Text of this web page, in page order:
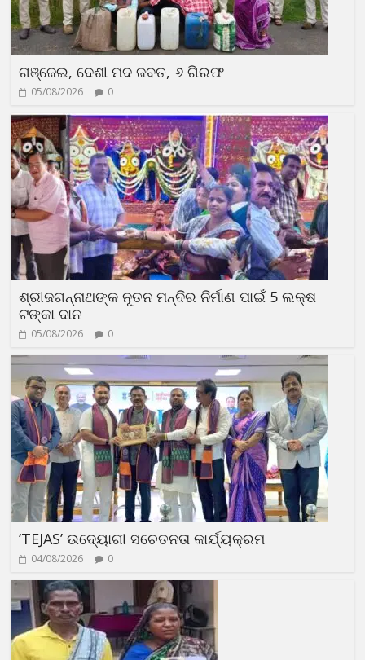
ଗଞ୍ଜେଇ, ଦେଶୀ ମଦ ଜବତ, ୬ ଗିରଫ
05/08/2026 0
ଶ୍ରୀଜଗନ୍ନାଥଙ୍କ ନୂତନ ମନ୍ଦିର ନିର୍ମାଣ ପାଇଁ 5 ଲକ୍ଷ
ଟଙ୍କା ଦାନ
05/08/2026 0
‘TEJAS’ ଉଦ୍ୟୋଗୀ ସଚେତନତା କାର୍ଯ୍ୟକ୍ରମ
04/08/2026 0